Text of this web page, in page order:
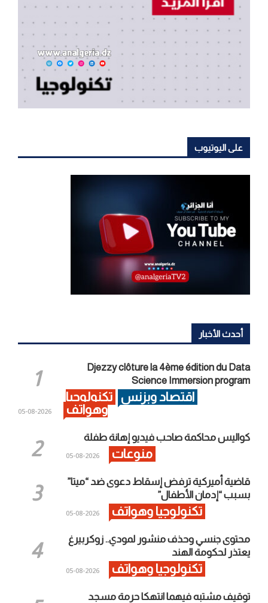
على اليوتيوب
أحدث الأخبار
Djezzy clôture la 4ème édition du Data
Science Immersion program
اقتصاد وبزنس
تكنولوجيا
وهواتف
2026-08-05
كواليس محاكمة صاحب فيديو إهانة طفلة
منوعات 2026-08-05
قاضية أميركية ترفض إسقاط دعوى ضد “ميتا”
بسبب “إدمان الأطفال”
تكنولوجيا وهواتف 2026-08-05
محتوى جنسي وحذف منشور لمودي.. زوكربيرغ
يعتذر لحكومة الهند
تكنولوجيا وهواتف 2026-08-05
توقيف مشتبه فيهما انتهكا حرمة مسجد